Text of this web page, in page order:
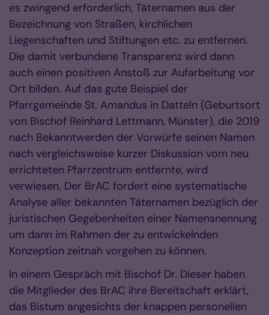
es zwingend erforderlich, Täternamen aus der
Bezeichnung von Straßen, kirchlichen
Liegenschaften und Stiftungen etc. zu entfernen.
Die damit verbundene Transparenz wird dann
auch einen positiven Anstoß zur Aufarbeitung vor
Ort bilden. Auf das gute Beispiel der
Pfarrgemeinde St. Amandus in Datteln (Geburtsort
von Bischof Reinhard Lettmann, Münster), die 2019
nach Bekanntwerden der Vorwürfe seinen Namen
nach vergleichsweise kurzer Diskussion vom neu
errichteten Pfarrzentrum entfernte, wird
verwiesen. Der BrAC fordert eine systematische
Analyse aller bekannten Täternamen bezüglich der
juristischen Gegebenheiten einer Namensnennung
um dann im Rahmen der zu entwickelnden
Konzeption zeitnah vorgehen zu können.
In einem Gespräch mit Bischof Dr. Dieser haben
die Mitglieder des BrAC ihre Bereitschaft erklärt,
das Bistum angesichts der knappen personellen